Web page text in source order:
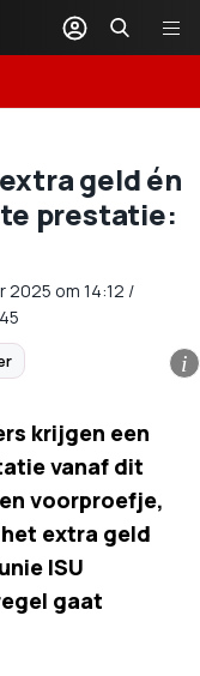
geld én
prestatie:
2025 om 14:12 /
i
krijgen een
vanaf dit
voorproefje,
extra geld
ISU
gaat